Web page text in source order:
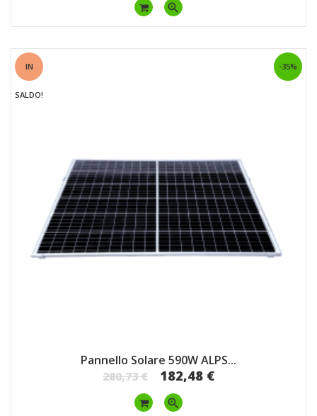
zoom_in
Pannello Solare 590W ALPS...
280,73 €
182,48 €
zoom_in
IN
SALDO!
-35%